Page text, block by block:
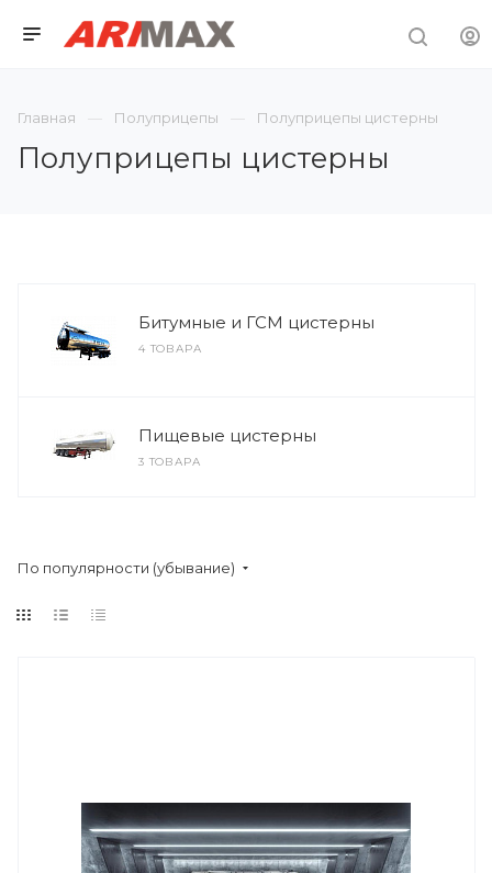
Главная Полуприцепы Полуприцепы цистерны
Полуприцепы цистерны
Битумные и ГСМ цистерны
4 ТОВАРА
Пищевые цистерны
3 ТОВАРА
По популярности (убывание)